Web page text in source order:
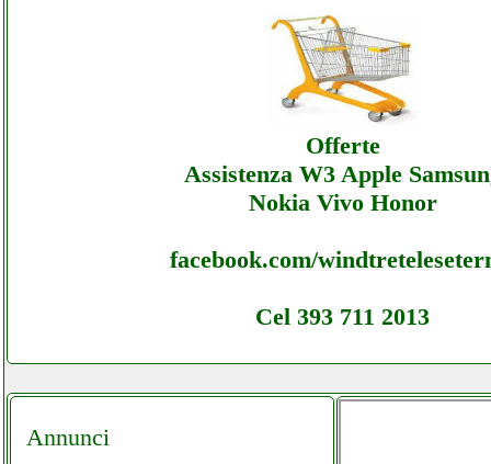
Gepowercontrols - Sottocosto Ecommerce
Gepowercontrols - Offerte
Gepowercontrols - Sottocosto Ecommerce
Gepowercontrols - AssistenzaOfferte
Assistenza W3 Apple
Nokia Vivo Honor
facebook.com/
Cel 393 711 2013
Annunci